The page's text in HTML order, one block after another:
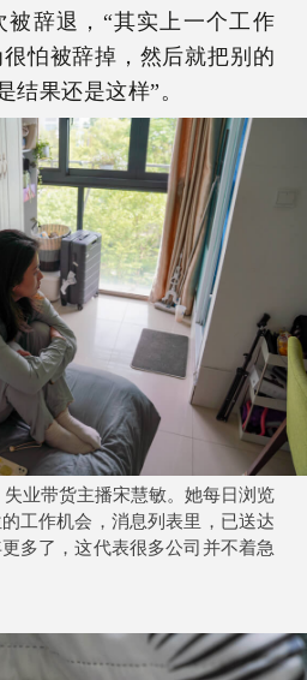
被辞退，“其实上一个工作
怕被辞掉，然后就把别的
结果还是这样”。
业带货主播宋慧敏。她每日浏览
工作机会，消息列表里，已送达
多了，这代表很多公司并不着急